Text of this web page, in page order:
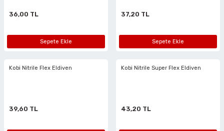
36,00 TL
Sepete Ekle
37,20 TL
Sepete Ekle
Kobi Nitrile Flex Eldiven
39,60 TL
Kobi Nitrile Super Flex Eldiven
43,20 TL